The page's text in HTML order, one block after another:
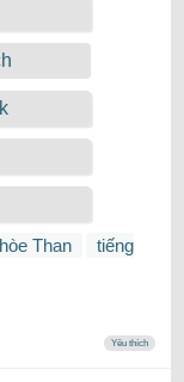
Than
tiếng
Yêu thích